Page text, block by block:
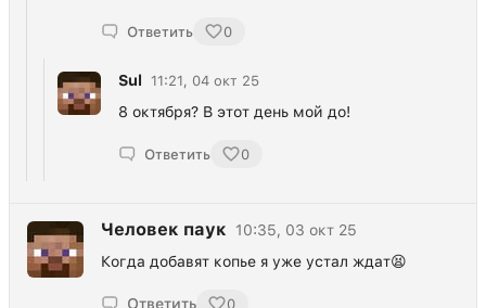
Ответить 0
Sul 11:21, 04 окт 25
8 октября? В этот день мой до!
Ответить 0
Человек паук
10:35, 03 окт 25
Когда добавят копье я уже устал ждат😫
Ответить 0